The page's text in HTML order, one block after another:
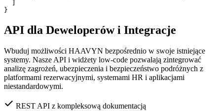
}
API dla Deweloperów i Integracje
Wbuduj możliwości HAAVYN bezpośrednio w swoje istniejące
systemy. Nasze API i widżety low-code pozwalają zintegrować
analizę zagrożeń, ubezpieczenia i bezpieczeństwo podróżnych z
platformami rezerwacyjnymi, systemami HR i aplikacjami
niestandardowymi.
REST API z kompleksową dokumentacją